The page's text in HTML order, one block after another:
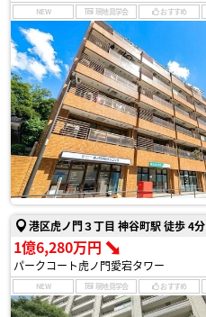
NEW 現地見学会 おすすめ
港区虎ノ門３丁目 神谷町駅 徒歩 4分
1億6,280万円
パークコート虎ノ門愛宕タワー
NEW 現地見学会 おすすめ